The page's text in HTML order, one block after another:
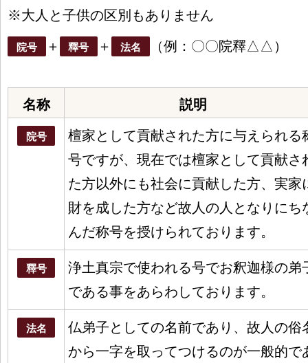
※大人と子供の区別もありません
院号 ＋ 釋号 ＋ 法名 （例：〇〇院釋△△）
名称 説明
院号
檀家として貢献された方に与えられる
号ですが、現在では檀家として貢献さ
た方以外にも社会に貢献した方、実家
財を成した方など故人の人となりにち
んだ称号を授けられております。
釋号
浄土真宗で使われる号でお釈迦様の弟
である事をあらわしております。
法名
仏弟子としての名前であり、故人の俗
から一字を取ってつけるのが一般的で